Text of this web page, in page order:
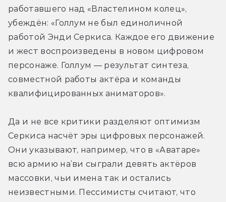
работавшего над «Властелином колец»,
убеждён: «Голлум не был единоличной
работой Энди Серкиса. Каждое его движение
и жест воспроизведены в новом цифровом
персонаже. Голлум — результат синтеза,
совместной работы актёра и команды
квалифицированных аниматоров».
Да и не все критики разделяют оптимизм
Серкиса насчёт эры цифровых персонажей.
Они указывают, например, что в «Аватаре»
всю армию на’ви сыграли девять актёров
массовки, чьи имена так и остались
неизвестными. Пессимисты считают, что